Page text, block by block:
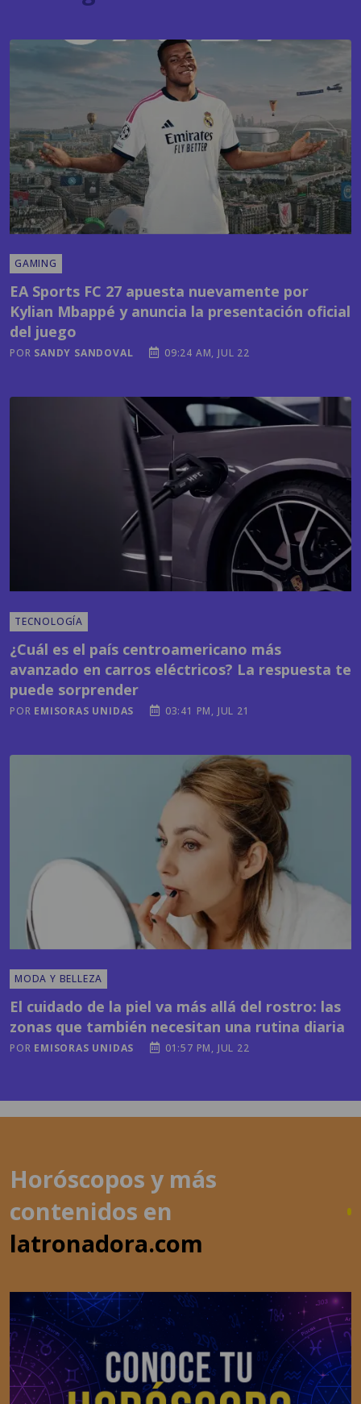
GAMING
EA Sports FC 27 apuesta nuevamente por
Kylian Mbappé y anuncia la presentación oficial
del juego
POR SANDY SANDOVAL 09:24 AM, JUL 22
TECNOLOGÍA
¿Cuál es el país centroamericano más
avanzado en carros eléctricos? La respuesta te
puede sorprender
POR EMISORAS UNIDAS 03:41 PM, JUL 21
MODA Y BELLEZA
El cuidado de la piel va más allá del rostro: las
zonas que también necesitan una rutina diaria
POR EMISORAS UNIDAS 01:57 PM, JUL 22
Horóscopos y más
contenidos en
latronadora.com